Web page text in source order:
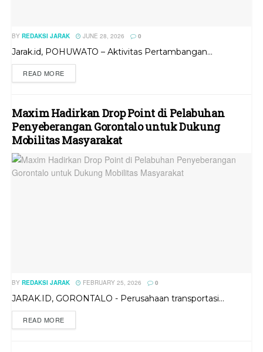
BY REDAKSI JARAK JUNE 28, 2026 0
Jarak.id, POHUWATO – Aktivitas Pertambangan...
READ MORE
Maxim Hadirkan Drop Point di Pelabuhan
Penyeberangan Gorontalo untuk Dukung
Mobilitas Masyarakat
BY REDAKSI JARAK FEBRUARY 25, 2026 0
JARAK.ID, GORONTALO - Perusahaan transportasi...
READ MORE